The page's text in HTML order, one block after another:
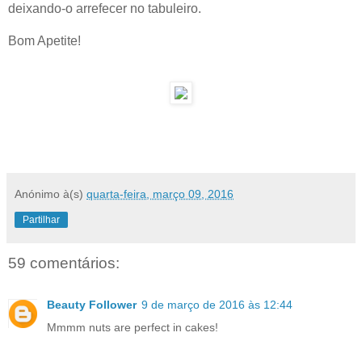
deixando-o arrefecer no tabuleiro.
Bom Apetite!
Anónimo à(s) quarta-feira, março 09, 2016
Partilhar
59 comentários:
Beauty Follower 9 de março de 2016 às 12:44
Mmmm nuts are perfect in cakes!